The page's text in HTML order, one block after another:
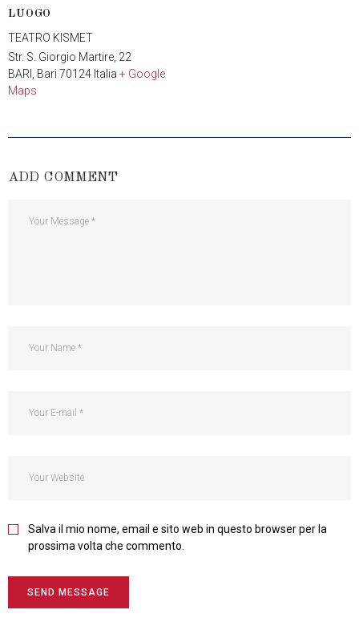
LUOGO
TEATRO KISMET
Str. S. Giorgio Martire, 22
BARI , Bari 70124 Italia + Google
Maps
ADD COMMENT
Salva il mio nome, email e sito web in questo browser per la
prossima volta che commento.